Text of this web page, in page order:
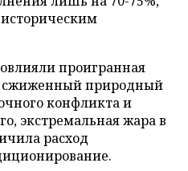
проигранная
сжиженный природный
конфликта и
экстремальная жара в
расход